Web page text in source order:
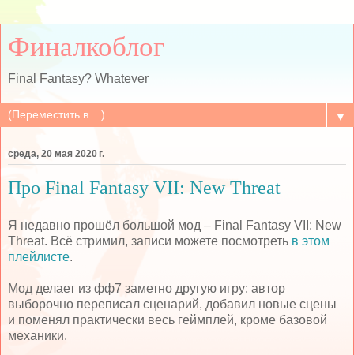
Финалкоблог
Final Fantasy? Whatever
▼
среда, 20 мая 2020 г.
Про Final Fantasy VII: New Threat
Я недавно прошёл большой мод – Final Fantasy VII: New
Threat. Всё стримил, записи можете посмотреть в этом
плейлисте.
Мод делает из фф7 заметно другую игру: автор
выборочно переписал сценарий, добавил новые сцены
и поменял практически весь геймплей, кроме базовой
механики.